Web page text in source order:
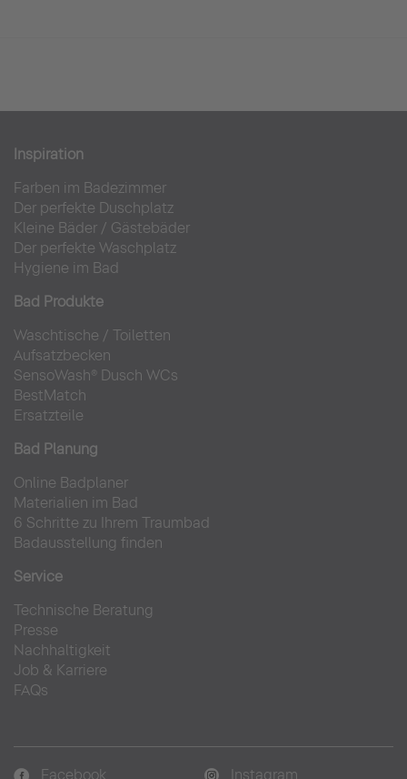
Inspiration
Farben im Badezimmer
Der perfekte Duschplatz
Kleine Bäder / Gästebäder
Der perfekte Waschplatz
Hygiene im Bad
Bad Produkte
Waschtische / Toiletten
Aufsatzbecken
SensoWash® Dusch WCs
BestMatch
Ersatzteile
Bad Planung
Online Badplaner
Materialien im Bad
6 Schritte zu Ihrem Traumbad
Badausstellung finden
Service
Technische Beratung
Presse
Nachhaltigkeit
Job & Karriere
FAQs
Facebook Instagram